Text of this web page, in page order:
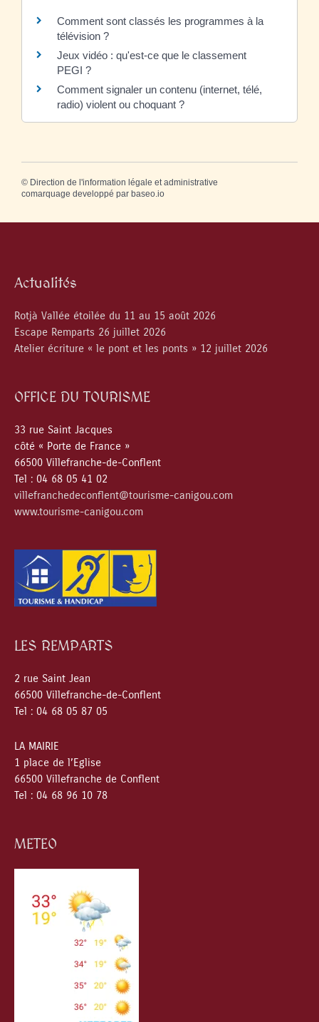
Comment sont classés les programmes à la
télévision ?
Jeux vidéo : qu'est-ce que le classement
PEGI ?
Comment signaler un contenu (internet, télé,
radio) violent ou choquant ?
© Direction de l'information légale et administrative
comarquage developpé par baseo.io
Actualités
Rotjà Vallée étoilée du 11 au 15 août 2026
Escape Remparts 26 juillet 2026
Atelier écriture « le pont et les ponts » 12 juillet 2026
OFFICE DU TOURISME
33 rue Saint Jacques
côté « Porte de France »
66500 Villefranche-de-Conflent
Tel : 04 68 05 41 02
villefranchedeconflent@tourisme-canigou.com
www.tourisme-canigou.com
LES REMPARTS
2 rue Saint Jean
66500 Villefranche-de-Conflent
Tel : 04 68 05 87 05
LA MAIRIE
1 place de l’Eglise
66500 Villefranche de Conflent
Tel : 04 68 96 10 78
METEO